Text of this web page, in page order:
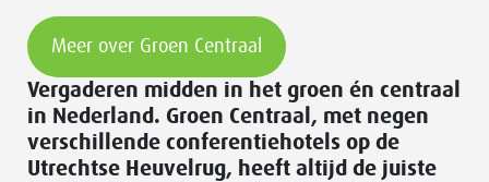
Meer over Groen Centraal
Vergaderen midden in het groen én centraal
in Nederland. Groen Centraal, met negen
verschillende conferentiehotels op de
Utrechtse Heuvelrug, heeft altijd de juiste